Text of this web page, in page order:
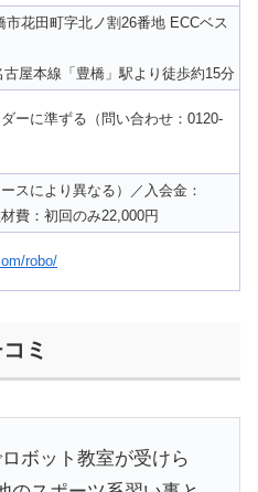
市花田町字北ノ割26番地 ECCベス
屋本線「豊橋」駅より徒歩約15分
ーに準ずる（問い合わせ：0120-
スにより異なる）／入会金：
費：初回のみ22,000円
robo/
ミ
ボット教室が受けら